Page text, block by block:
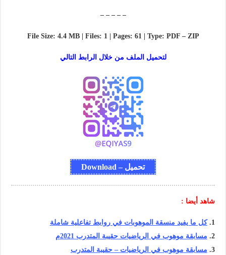
– – – – –
File Size: 4.4 MB | Files: 1 | Pages: 61 | Type: PDF – ZIP
لتحميل الملف من خلال الرابط التالي
تحميل – Download
شاهد أيضا :
كل ما يفيد منسقة الموهوبات في روابط تفاعلية شاملة
مسابقة موهوب في الرياضيات حقيبة المتدرب 2021م
مسابقة موهوب في الرياضيات – حقيبة المتدرب